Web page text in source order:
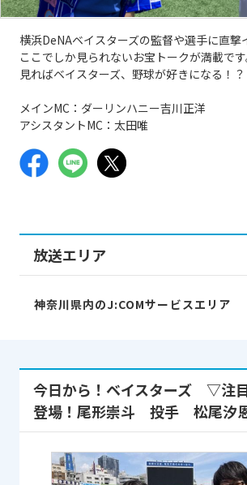
横浜DeNAベイスターズの監督や選手に直撃
ここでしか見られないお宝トークが満載です
見ればベイスターズ、野球が好きになる！？
メインMC：ダーリンハニー吉川正洋
アシスタントMC：太田唯
放送エリア
神奈川県内のJ:COMサービスエリア
今日から！ベイスターズ ▽注
登場！尾形崇斗 投手 松尾汐